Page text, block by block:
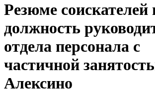
Резюме соискателей
должность
отдела персонала с
частичной
Алексино